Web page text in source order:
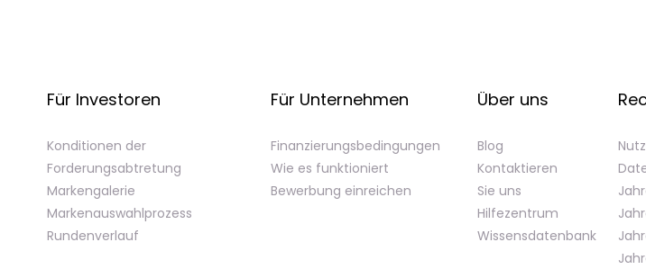
Für Investoren
Konditionen der
Forderungsabtretung
Markengalerie
Markenauswahlprozess
Rundenverlauf
Für Unternehmen
Finanzierungsbedingungen
Wie es funktioniert
Bewerbung einreichen
Über uns
Blog
Kontaktieren
Sie uns
Hilfezentrum
Wissensdatenbank